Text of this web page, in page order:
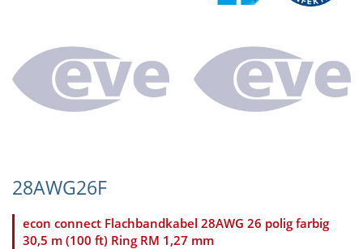
28AWG26F
econ connect Flachbandkabel 28AWG 26 polig farbig
30,5 m (100 ft) Ring RM 1,27 mm